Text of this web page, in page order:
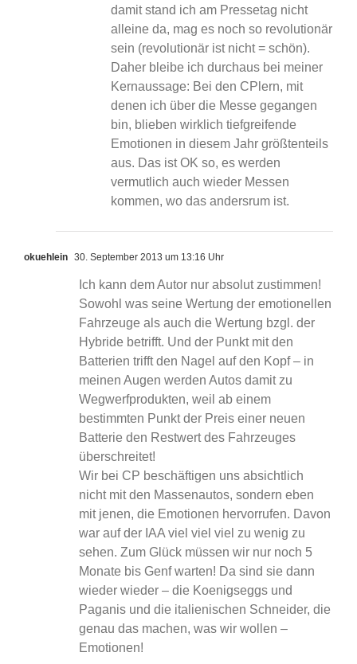
damit stand ich am Pressetag nicht
alleine da, mag es noch so revolutionär
sein (revolutionär ist nicht = schön).
Daher bleibe ich durchaus bei meiner
Kernaussage: Bei den CPlern, mit
denen ich über die Messe gegangen
bin, blieben wirklich tiefgreifende
Emotionen in diesem Jahr größtenteils
aus. Das ist OK so, es werden
vermutlich auch wieder Messen
kommen, wo das andersrum ist.
okuehlein 30. September 2013 um 13:16 Uhr
Ich kann dem Autor nur absolut zustimmen!
Sowohl was seine Wertung der emotionellen
Fahrzeuge als auch die Wertung bzgl. der
Hybride betrifft. Und der Punkt mit den
Batterien trifft den Nagel auf den Kopf – in
meinen Augen werden Autos damit zu
Wegwerfprodukten, weil ab einem
bestimmten Punkt der Preis einer neuen
Batterie den Restwert des Fahrzeuges
überschreitet!
Wir bei CP beschäftigen uns absichtlich
nicht mit den Massenautos, sondern eben
mit jenen, die Emotionen hervorrufen. Davon
war auf der IAA viel viel viel zu wenig zu
sehen. Zum Glück müssen wir nur noch 5
Monate bis Genf warten! Da sind sie dann
wieder wieder – die Koenigseggs und
Paganis und die italienischen Schneider, die
genau das machen, was wir wollen –
Emotionen!